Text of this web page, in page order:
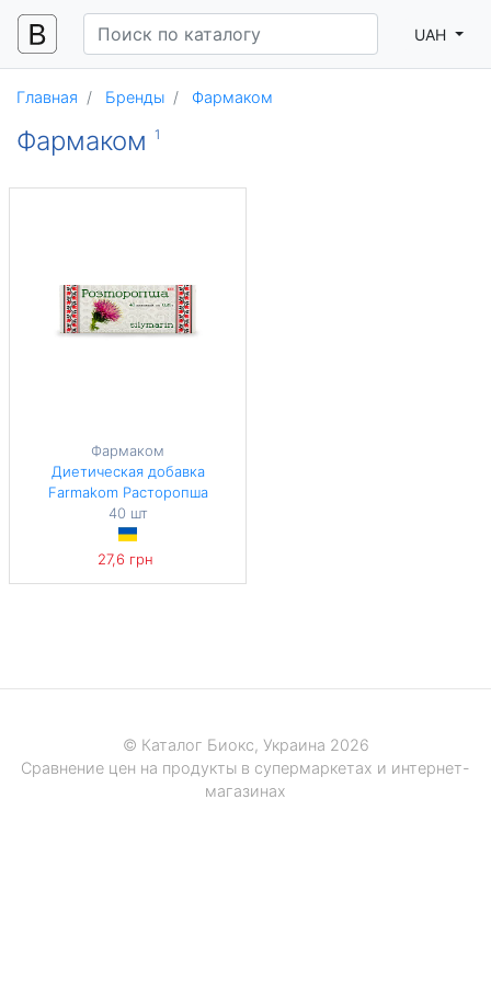
UAH
Главная Бренды Фармаком
Фармаком 1
Фармаком
Диетическая добавка
Farmakom Расторопша
40 шт
27,6 грн
© Каталог Биокс, Украина 2026
Сравнение цен на продукты в супермаркетах и интернет-
магазинах